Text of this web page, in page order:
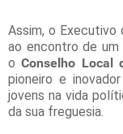
Assim, o Executivo
ao encontro de um
oConselho Local
pioneiro e
jovens na vida
da sua freguesia.